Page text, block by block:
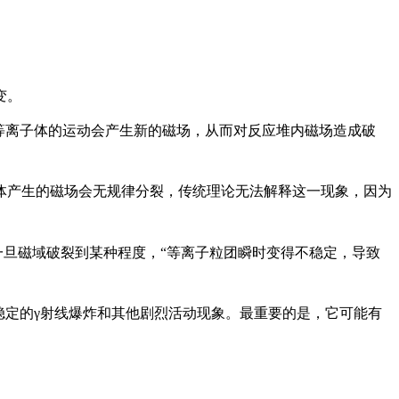
子体的运动会产生新的磁场，从而对反应堆内磁场造成破
生的磁场会无规律分裂，传统理论无法解释这一现象，因为
磁域破裂到某种程度，“等离子粒团瞬时变得不稳定，导致
的γ射线爆炸和其他剧烈活动现象。最重要的是，它可能有